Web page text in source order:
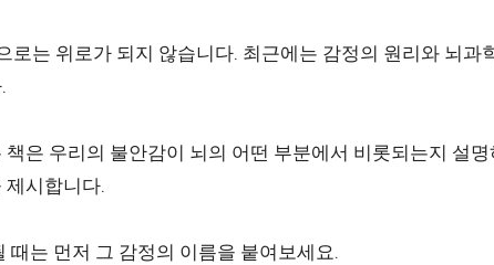
로는 위로가 되지 않습니다. 최근에는 감정의 원리와 뇌과
책은 우리의 불안감이 뇌의 어떤 부분에서 비롯되는지 설
제시합니다.
때는 먼저 그 감정의 이름을 붙여보세요.